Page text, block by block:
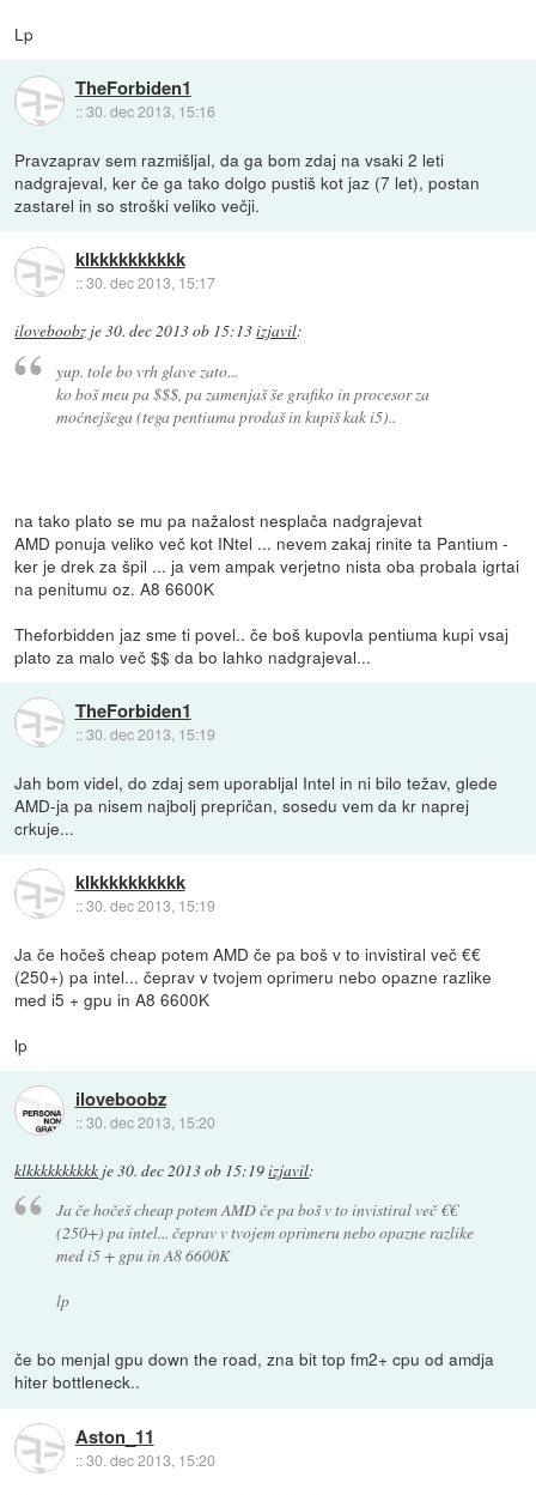
Lp
TheForbiden1
::30. dec 2013, 15:16
Pravzaprav sem razmišljal, da ga bom zdaj na vsaki 2 leti
nadgrajeval, ker če ga tako dolgo pustiš kot jaz (7 let), postan
zastarel in so stroški veliko večji.
klkkkkkkkkkk
::30. dec 2013, 15:17
iloveboobz je30. dec 2013 ob 15:13izjavil:
yup. tole bo vrh glave zato...
ko boš meu pa $$$, pa zamenjaš še grafiko in procesor za
moćnejšega (tega pentiuma prodaš in kupiš kak i5)..
na tako plato se mu pa nažalost nesplača nadgrajevat
AMD ponuja veliko več kot INtel ... nevem zakaj rinite ta Pantium -
ker je drek za špil ... ja vem ampak verjetno nista oba probala igrtai
na penitumu oz. A8 6600K
Theforbidden jaz sme ti povel.. če boš kupovla pentiuma kupi vsaj
plato za malo več $$ da bo lahko nadgrajeval...
TheForbiden1
::30. dec 2013, 15:19
Jah bom videl, do zdaj sem uporabljal Intel in ni bilo težav, glede
AMD-ja pa nisem najbolj prepričan, sosedu vem da kr naprej
crkuje...
klkkkkkkkkkk
::30. dec 2013, 15:19
Ja če hočeš cheap potem AMD če pa boš v to invistiral več €€
(250+) pa intel... čeprav v tvojem oprimeru nebo opazne razlike
med i5 + gpu in A8 6600K
lp
iloveboobz
::30. dec 2013, 15:20
klkkkkkkkkkk je30. dec 2013 ob 15:19izjavil:
Ja če hočeš cheap potem AMD če pa boš v to invistiral več €€
(250+) pa intel... čeprav v tvojem oprimeru nebo opazne razlike
med i5 + gpu in A8 6600K
lp
če bo menjal gpu down the road, zna bit top fm2+ cpu od amdja
hiter bottleneck..
Aston_11
::30. dec 2013, 15:20